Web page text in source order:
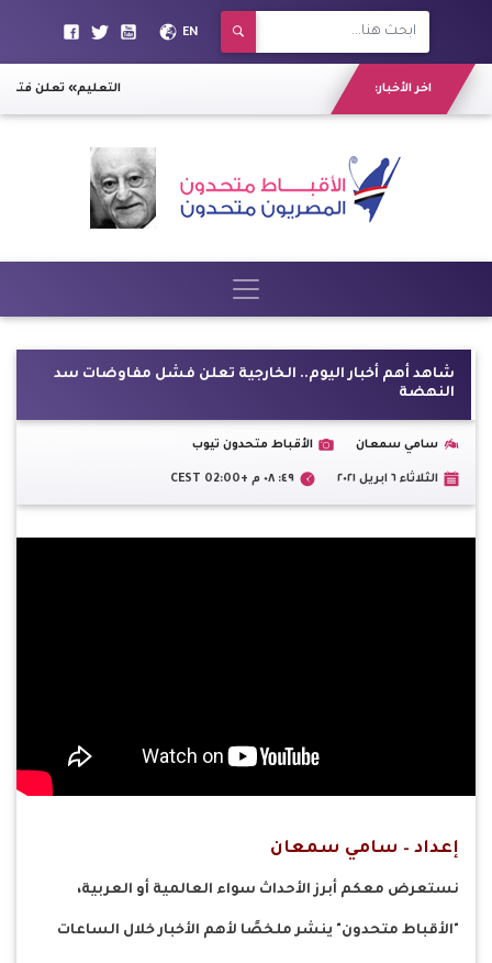
EN
اخر الأخبار: «التعليم» تعلن فتح
شاهد أهم أخبار اليوم.. الخارجية تعلن فشل مفاوضات سد
النهضة
سامي سمعان الأقباط متحدون تيوب
الثلاثاء ٦ ابريل ٢٠٢١ ٤٩: ٠٨ م +02:00 CEST
إعداد – سامي سمعان
نستعرض معكم أبرز الأحداث سواء العالمية أو العربية،
"الأقباط متحدون" ينشر ملخصًا لأهم الأخبار خلال الساعات